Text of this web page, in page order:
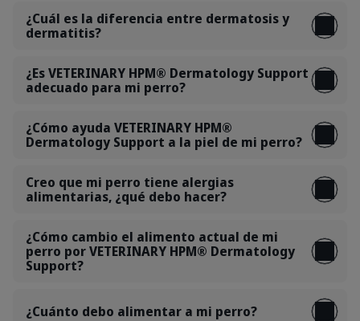
¿Cuál es la diferencia entre dermatosis y
dermatitis?
¿Es VETERINARY HPM® Dermatology Support
adecuado para mi perro?
¿Cómo ayuda VETERINARY HPM®
Dermatology Support a la piel de mi perro?
Creo que mi perro tiene alergias
alimentarias, ¿qué debo hacer?
¿Cómo cambio el alimento actual de mi
perro por VETERINARY HPM® Dermatology
Support?
¿Cuánto debo alimentar a mi perro?